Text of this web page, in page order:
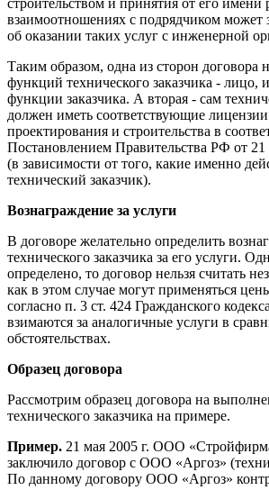
взаимоотношениях с подрядчиком может
об оказании таких услуг с инженерной
Таким образом, одна из сторон договора
функций технического заказчика - лицо,
функции заказчика. А вторая - сам
должен иметь соответствующие лицензии
проектирования и строительства в
Постановлением Правительства РФ от
(в зависимости от того, какие именно
технический заказчик).
Вознаграждение за услуги
В договоре желательно определить
технического заказчика за его услуги.
определено, то договор нельзя считать
как в этом случае могут применяться
согласно п. 3 ст. 424 Гражданского
взимаются за аналогичные услуги в
обстоятельствах.
Образец договора
Рассмотрим образец договора на
технического заказчика на примере.
Пример. 21 мая 2005 г. ООО
заключило договор с ООО «Аргоз»
По данному договору ООО «Аргоз»